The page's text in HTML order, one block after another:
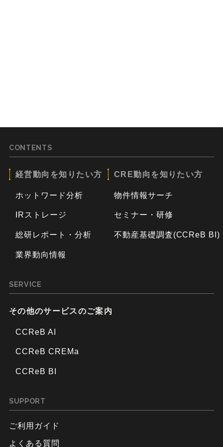
CONTENTS
経営動向を知りたい方
ホットワード分析
IRストレージ
総研レポート・分析
業界動向情報
CRE動向を知りたい方
物件情報サーチ
セミナー・研修
不動産基礎調査(CCReB BI)
SERVICE
その他のサービスのご案内
CCReB AI
CCReB CREMa
CCReB BI
SUPPORT
ご利用ガイド
よくある質問